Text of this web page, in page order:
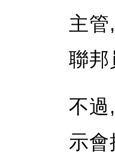
主
聯邦
不過
示